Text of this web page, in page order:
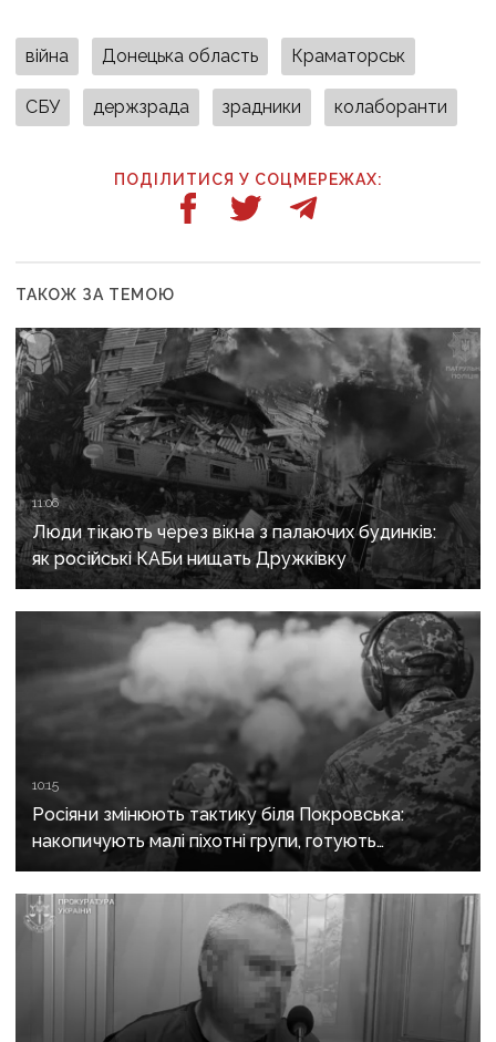
війна Донецька область Краматорськ
СБУ держзрада зрадники колаборанти
ПОДІЛИТИСЯ У СОЦМЕРЕЖАХ:
ТАКОЖ ЗА ТЕМОЮ
11:06
Люди тікають через вікна з палаючих будинків:
як російські КАБи нищать Дружківку
10:15
Росіяни змінюють тактику біля Покровська:
накопичують малі піхотні групи, готують
бронештурми та намагаються перерізати
логістику